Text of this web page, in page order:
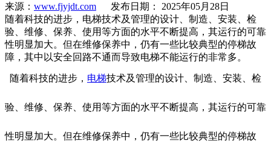
来源： www.fjyjdt.com 发布日期： 2025年05月28日
随着科技的进步，电梯技术及管理的设计、制造、安装、检
验、维修、保养、使用等方面的水平不断提高，其运行的可靠
性明显加大。但在维修保养中，仍有一些比较典型的停梯故
障，其中以安全回路不通而导致电梯不能运行的非常多。
随着科技的进步， 电梯技术及管理的设计、制造、安装、检
验、维修、保养、使用等方面的水平不断提高，其运行的可靠
性明显加大。但在维修保养中，仍有一些比较典型的停梯故